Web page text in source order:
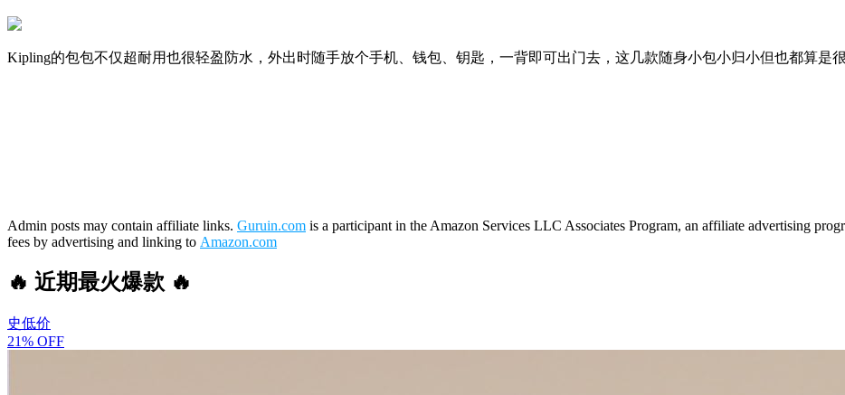
Kipling的包包不仅超耐用也很轻盈防水，外出时随手放个手机、钱包、钥匙，一背即可出门去，这几款随身小包小归小但也都算是
Admin posts may contain affiliate links. Guruin.com is a participant in the Amazon Services LLC Associates Program, an affiliate advertising
fees by advertising and linking to Amazon.com
🔥 近期最火爆款 🔥
史低价
21% OFF